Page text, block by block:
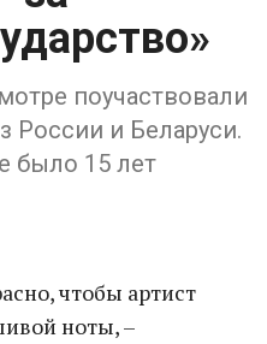
поучаствовали
России и Беларуси.
было 15 лет
чтобы артист
ноты, –